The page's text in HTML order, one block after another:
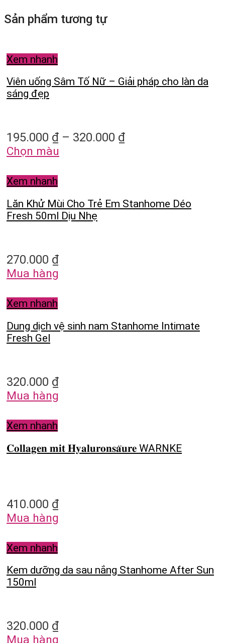
Sản phẩm tương tự
Xem nhanh
Viên uống Sâm Tố Nữ – Giải pháp cho làn da
sáng đẹp
195.000 ₫ – 320.000 ₫
Chọn màu
Xem nhanh
Lăn Khử Mùi Cho Trẻ Em Stanhome Déo
Fresh 50ml Dịu Nhẹ
270.000 ₫
Mua hàng
Xem nhanh
Dung dịch vệ sinh nam Stanhome Intimate
Fresh Gel
320.000 ₫
Mua hàng
Xem nhanh
𝐂𝐨𝐥𝐥𝐚𝐠𝐞𝐧 𝐦𝐢𝐭 𝐇𝐲𝐚𝐥𝐮𝐫𝐨𝐧𝐬𝐚̈𝐮𝐫𝐞 WARNKE
410.000 ₫
Mua hàng
Xem nhanh
Kem dưỡng da sau nắng Stanhome After Sun
150ml
320.000 ₫
Mua hàng